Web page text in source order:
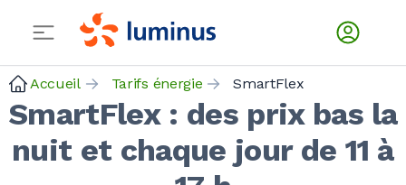
Accueil Tarifs énergie SmartFlex
SmartFlex : des prix bas la
nuit et chaque jour de 11 à